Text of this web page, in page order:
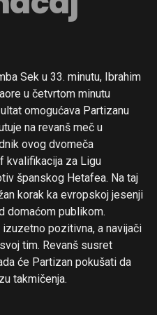
Sek u 33. minutu, Ibrahim
u četvrtom minutu
omogućava Partizanu
na revanš meč u
ovog dvomeča
kvalifikacija za Ligu
španskog Hetafea. Na taj
korak ka evropskoj jesenji
domaćom publikom.
pozitivna, a navijači
tim. Revanš susret
će Partizan pokušati da
takmičenja.